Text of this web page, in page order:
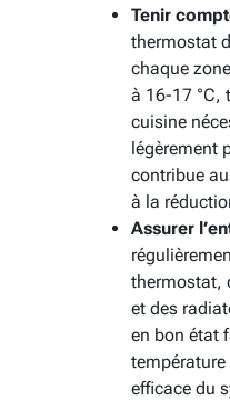
Tenir
thermostat
chaque
à 16-17 °C,
cuisine
légèrement
contribue
à la
Assurer
thermostat,
et des
en bon état
efficace du